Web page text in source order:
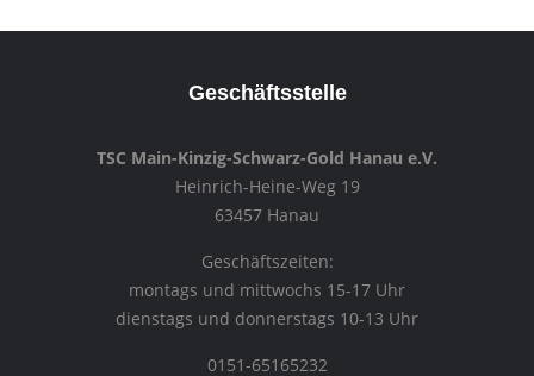
Geschäftsstelle
TSC Main-Kinzig-Schwarz-Gold Hanau e.V.
Heinrich-Heine-Weg 19
63457 Hanau
Geschäftszeiten:
montags und mittwochs 15-17 Uhr
dienstags und donnerstags 10-13 Uhr
0151-65165232